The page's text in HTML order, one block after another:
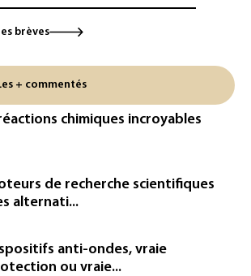
à Meta et TikTok de
surveillance et la
prépare à une baisse de la
d'électricité lors de l'éclipse
de Rouen porte plainte
pour pollution aux PFAS
l'arrêt depuis fin juillet, la
Golfech reconnectée au
brèves
+ commentés
chimiques incroyables
de recherche scientifiques
alternati...
anti-ondes, vraie
ou vraie...